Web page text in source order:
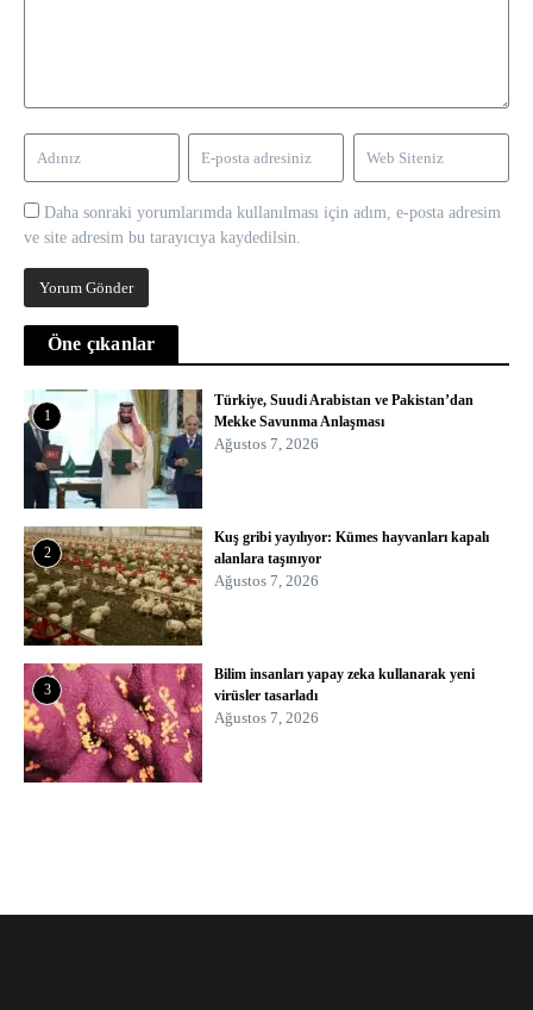
Daha sonraki yorumlarımda kullanılması için adım, e-posta adresim
ve site adresim bu tarayıcıya kaydedilsin.
Öne çıkanlar
1
Türkiye, Suudi Arabistan ve Pakistan’dan
Mekke Savunma Anlaşması
Ağustos 7, 2026
2
Kuş gribi yayılıyor: Kümes hayvanları kapalı
alanlara taşınıyor
Ağustos 7, 2026
3
Bilim insanları yapay zeka kullanarak yeni
virüsler tasarladı
Ağustos 7, 2026